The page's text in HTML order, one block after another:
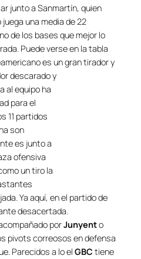
junto a Sanmartín, quien
una media de 22
de los bases que mejor lo
Puede verse en la tabla
es un gran tirador y
descarado y
al equipo ha
para el
11 partidos
son
es junto a
ofensiva
un tiro la
Ya aquí, en el partido de
desacertada.
porJunyento
pivots correosos en defensa
Parecidos a lo el GBC tiene